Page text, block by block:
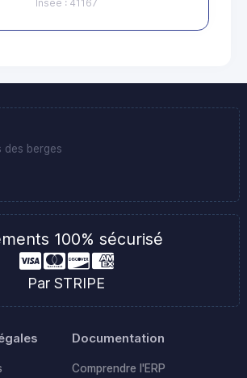
Insee : 41167
des berges
100% sécurisé
Par STRIPE
Documentation
Comprendre l'ERP